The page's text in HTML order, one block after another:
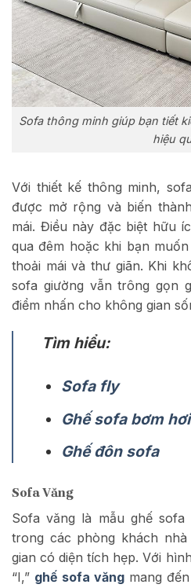
Sofa thông minh giúp bạn tiết
hiệu
Với thiết kế thông minh,
được mở rộng và biến
mái. Điều này đặc biệt hữu
qua đêm hoặc khi bạn
thoải mái và thư giãn. Khi
sofa giường vẫn trông gọn
điểm nhấn cho không gian
Tìm hiểu:
Sofa fly
Ghế sofa bơm hơi
Ghế đôn sofa
Sofa Văng
Sofa văng là mẫu ghế
trong các phòng khách
gian có diện tích hẹp. Với
“I,” ghế sofa văng mang